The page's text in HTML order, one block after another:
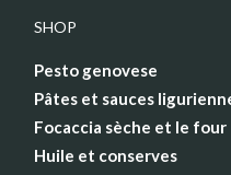
SHOP
Pesto genovese
Pâtes et sauces
Focaccia sèche et le four
Huile et conserves